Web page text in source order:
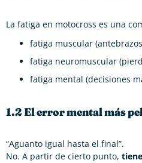
La fatiga en motocross es una
fatiga muscular
fatiga neuromuscular
fatiga mental (decisiones
1.2 El error mental más
“Aguanto igual hasta el final”.
No. A partir de cierto punto,